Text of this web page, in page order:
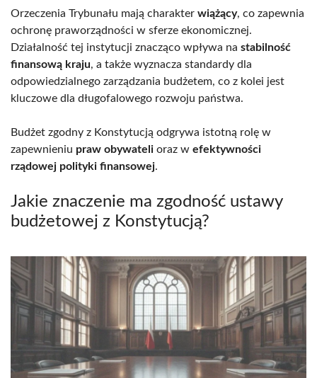
Orzeczenia Trybunału mają charakter wiążący, co zapewnia
ochronę praworządności w sferze ekonomicznej.
Działalność tej instytucji znacząco wpływa na stabilność
finansową kraju, a także wyznacza standardy dla
odpowiedzialnego zarządzania budżetem, co z kolei jest
kluczowe dla długofalowego rozwoju państwa.
Budżet zgodny z Konstytucją odgrywa istotną rolę w
zapewnieniu praw obywateli oraz w efektywności
rządowej polityki finansowej.
Jakie znaczenie ma zgodność ustawy
budżetowej z Konstytucją?